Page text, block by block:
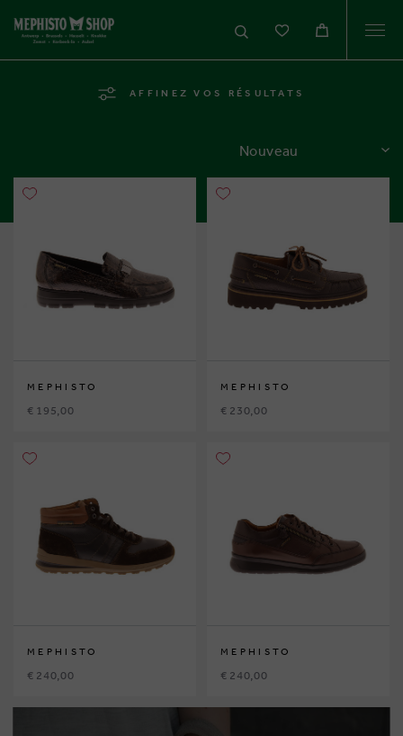
AFFINEZ VOS RÉSULTATS
TRIER
MEPHISTO
€ 195,00
MEPHISTO
€ 230,00
MEPHISTO
€ 240,00
MEPHISTO
€ 240,00